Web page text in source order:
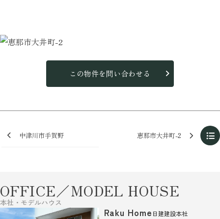
この物件を問い合わせる
中津川市手賀野 恵那市大井町-2
OFFICE／MODEL HOUSE
本社・モデルハウス
Raku Home 日建建設本社